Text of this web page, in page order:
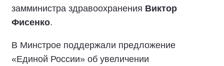
замминистра здравоохранения Виктор
Фисенко.
В Минстрое поддержали предложение
«Единой России» об увеличении